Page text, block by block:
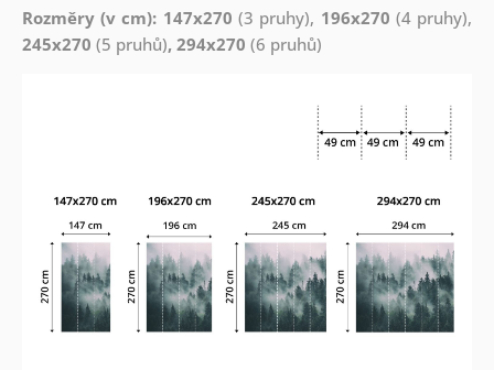
Rozměry (v cm): 147x270 (3 pruhy), 196x270 (4 pruhy),
245x270 (5 pruhů), 294x270 (6 pruhů)